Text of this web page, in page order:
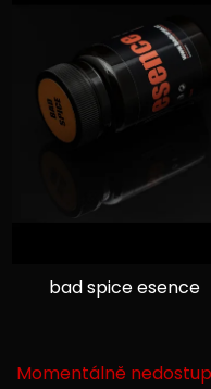
bad spice esence
Momentálně